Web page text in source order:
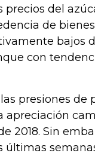
del
de
bajos
con
presiones de
apreciación
2018. Sin
últimas